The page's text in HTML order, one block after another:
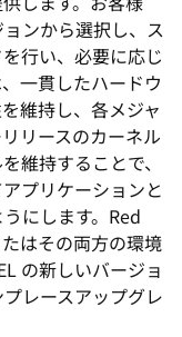
ンから選択し、ス
行い、必要に応じ
一貫したハードウ
維持し、各メジャ
リースのカーネル
維持することで、
プリケーションと
にします。Red
はその両方の環境
の新しいバージョ
レースアップグレ